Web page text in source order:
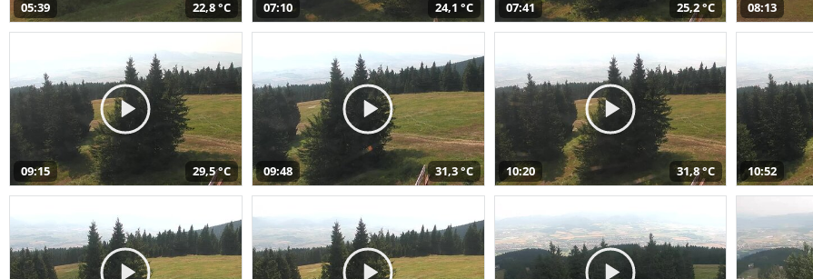
05:39 22,8 °C 07:10 24,1 °C 07:41 25,2 °C 08:13
09:15 29,5 °C 09:48 31,3 °C 10:20 31,8 °C 10:52